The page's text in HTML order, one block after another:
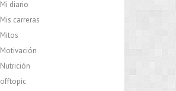
Mi diario
Mis carreras
Mitos
Motivación
Nutrición
offtopic